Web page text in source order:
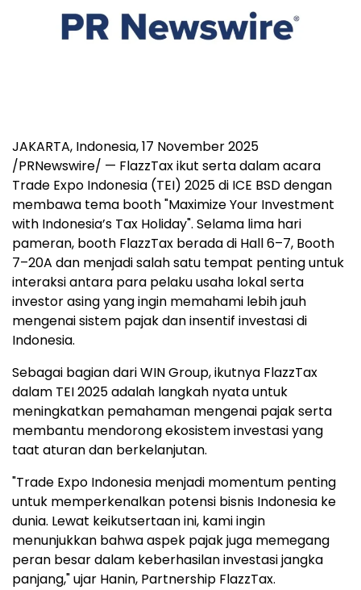
JAKARTA, Indonesia,17 November 2025
/PRNewswire/ — FlazzTax ikut serta dalam acara
Trade Expo Indonesia (TEI) 2025 di ICE BSD dengan
membawa tema booth "Maximize Your Investment
with Indonesia’s Tax Holiday". Selama lima hari
pameran, booth FlazzTax berada di Hall 6–7, Booth
7–20A dan menjadi salah satu tempat penting untuk
interaksi antara para pelaku usaha lokal serta
investor asing yang ingin memahami lebih jauh
mengenai sistem pajak dan insentif investasi di
Indonesia.
Sebagai bagian dari WIN Group, ikutnya FlazzTax
dalam TEI 2025 adalah langkah nyata untuk
meningkatkan pemahaman mengenai pajak serta
membantu mendorong ekosistem investasi yang
taat aturan dan berkelanjutan.
"Trade Expo Indonesia menjadi momentum penting
untuk memperkenalkan potensi bisnis Indonesia ke
dunia. Lewat keikutsertaan ini, kami ingin
menunjukkan bahwa aspek pajak juga memegang
peran besar dalam keberhasilan investasi jangka
panjang," ujar Hanin, Partnership FlazzTax.